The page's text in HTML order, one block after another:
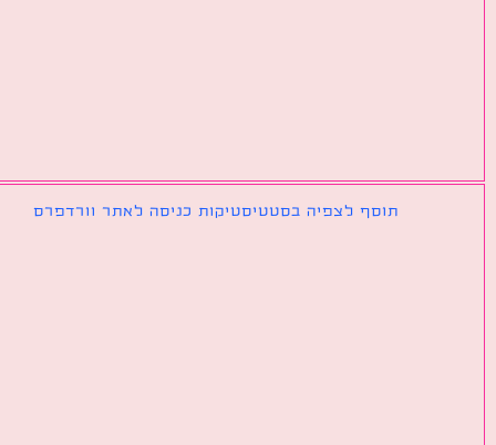
תוסף לצפיה בסטטיסטיקות כניסה לאתר וורדפרס